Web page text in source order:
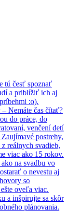
tú česť spoznať
a priblížiť ich aj
:o).
– Nemáte čas čítať?
do práce, do
venčení detí
postrehy,
reálnych svadieb,
viac ako 15 rokov.
na svadbu vo
o nevestu aj
so
oveľa viac.
a inšpirujte sa skôr
plánovania.